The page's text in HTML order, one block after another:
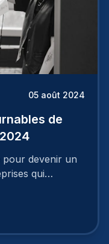
05 août 2024
de
pour devenir un
qui